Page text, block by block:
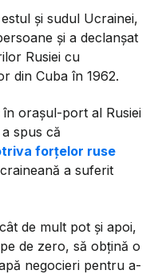
şi sudul Ucrainei,
şi a declanşat
Rusiei cu
din Cuba în 1962.
oraşul-port al Rusiei
spus că
forţelor ruse
a suferit
de mult pot şi apoi,
de zero, să obţină o
negocieri pentru a-